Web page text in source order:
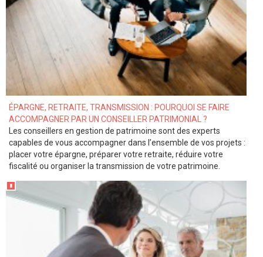
ÉPARGNE, RETRAITE, TRANSMISSION : POURQUOI SE FAIRE
ACCOMPAGNER PAR UN CONSEILLER PATRIMONIAL ?
Les conseillers en gestion de patrimoine sont des experts
capables de vous accompagner dans l’ensemble de vos projets :
placer votre épargne, préparer votre retraite, réduire votre
fiscalité ou organiser la transmission de votre patrimoine.